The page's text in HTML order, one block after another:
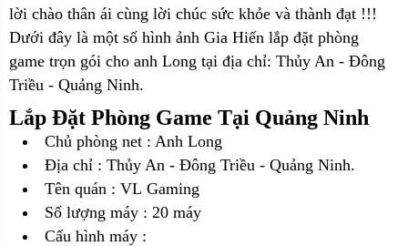
lời chào thân ái cùng lời chúc sức khỏe và thành đạt !!!
Dưới đây là một số hình ảnh Gia Hiến lắp đặt phòng
game trọn gói cho anh Long tại địa chỉ: Thủy An - Đông
Triều - Quảng Ninh.
Lắp Đặt Phòng Game Tại Quảng Ninh
Chủ phòng net : Anh Long
Địa chỉ : Thủy An - Đông Triều - Quảng Ninh.
Tên quán : VL Gaming
Số lượng máy : 20 máy
Cấu hình máy :